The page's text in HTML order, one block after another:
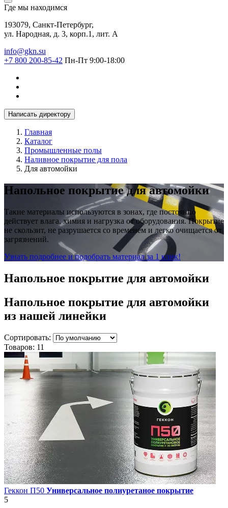
Где мы находимся
193079, Санкт-Петербург,
ул. Народная, д. 3, корп.1, лит. А
info@gkn.su
+7 800 200-85-42 Пн-Пт 9:00-18:00
Написать директору
Главная
Каталог
Промышленные полы
Наливное покрытие для пола
Для автомойки
Напольное покрытие для автомойки
Такие материалы используются в зонах, где постоянно
действует влага, химия и нагрузка от оборудования. Покрытие
не скользит, не разрушается со временем и легко очищается от
загрязнений.
Узнать подробнее и подобрать материал за 1 клик!
Напольное покрытие для автомойки
Напольное покрытие для автомойки
из нашей линейки
Сортировать:
Товаров: 11
Геккон П50 Универсальное полиуретаное покрытие
5